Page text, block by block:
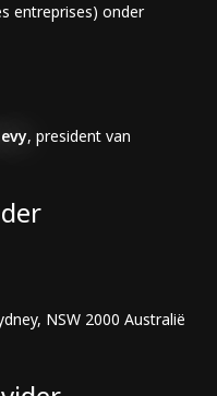
entreprises) onder
, president van
NSW 2000 Australië